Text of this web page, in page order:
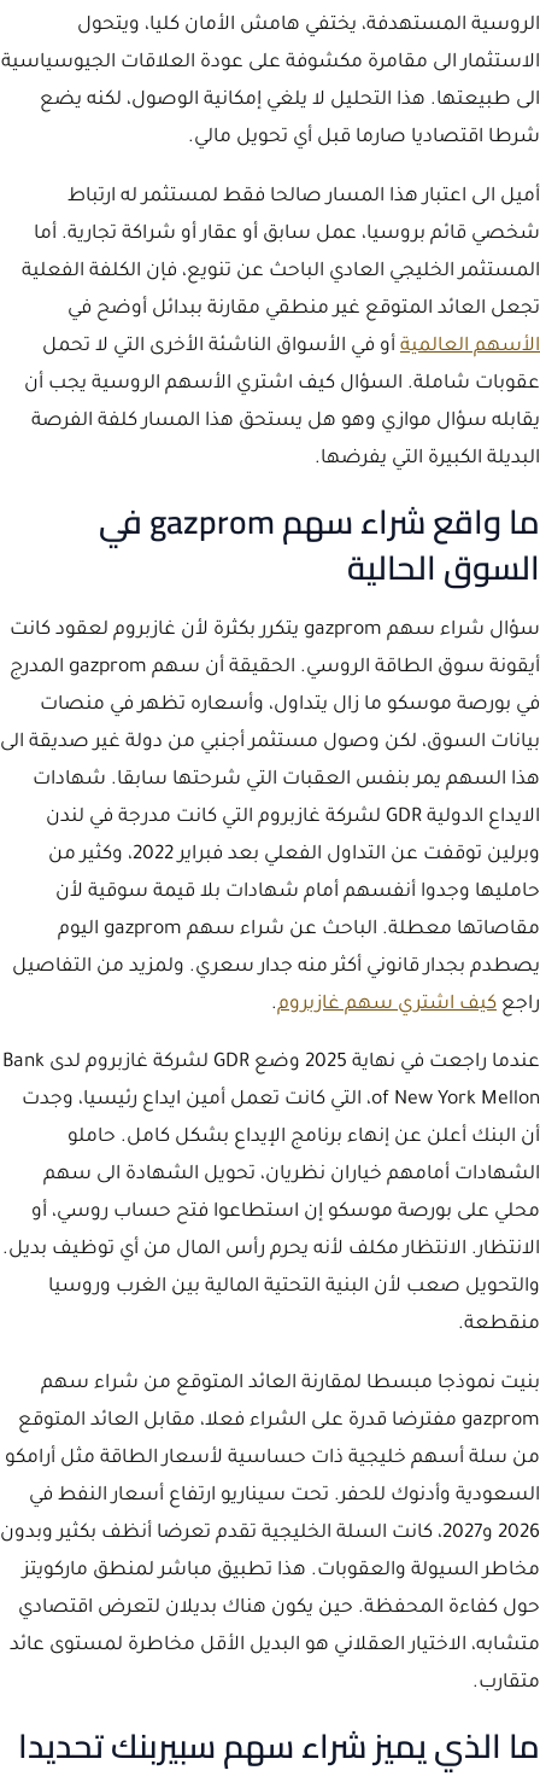
الروسية المستهدفة، يختفي هامش الأمان كليا، ويتحول
الاستثمار الى مقامرة مكشوفة على عودة العلاقات الجيوسياسية
الى طبيعتها. هذا التحليل لا يلغي إمكانية الوصول، لكنه يضع
شرطا اقتصاديا صارما قبل أي تحويل مالي.
أميل الى اعتبار هذا المسار صالحا فقط لمستثمر له ارتباط
شخصي قائم بروسيا، عمل سابق أو عقار أو شراكة تجارية. أما
المستثمر الخليجي العادي الباحث عن تنويع، فإن الكلفة الفعلية
تجعل العائد المتوقع غير منطقي مقارنة ببدائل أوضح في
الأسهم العالمية أو في الأسواق الناشئة الأخرى التي لا تحمل
عقوبات شاملة. السؤال كيف اشتري الأسهم الروسية يجب أن
يقابله سؤال موازي وهو هل يستحق هذا المسار كلفة الفرصة
البديلة الكبيرة التي يفرضها.
ما واقع شراء سهم gazprom في
السوق الحالية
سؤال شراء سهم gazprom يتكرر بكثرة لأن غازبروم لعقود كانت
أيقونة سوق الطاقة الروسي. الحقيقة أن سهم gazprom المدرج
في بورصة موسكو ما زال يتداول، وأسعاره تظهر في منصات
بيانات السوق، لكن وصول مستثمر أجنبي من دولة غير صديقة الى
هذا السهم يمر بنفس العقبات التي شرحتها سابقا. شهادات
الايداع الدولية GDR لشركة غازبروم التي كانت مدرجة في لندن
وبرلين توقفت عن التداول الفعلي بعد فبراير 2022، وكثير من
حامليها وجدوا أنفسهم أمام شهادات بلا قيمة سوقية لأن
مقاصاتها معطلة. الباحث عن شراء سهم gazprom اليوم
يصطدم بجدار قانوني أكثر منه جدار سعري. ولمزيد من التفاصيل
راجع كيف اشتري سهم غازبروم.
عندما راجعت في نهاية 2025 وضع GDR لشركة غازبروم لدى Bank
of New York Mellon، التي كانت تعمل أمين ايداع رئيسيا، وجدت
أن البنك أعلن عن إنهاء برنامج الإيداع بشكل كامل. حاملو
الشهادات أمامهم خياران نظريان، تحويل الشهادة الى سهم
محلي على بورصة موسكو إن استطاعوا فتح حساب روسي، أو
الانتظار. الانتظار مكلف لأنه يحرم رأس المال من أي توظيف بديل.
والتحويل صعب لأن البنية التحتية المالية بين الغرب وروسيا
منقطعة.
بنيت نموذجا مبسطا لمقارنة العائد المتوقع من شراء سهم
gazprom مفترضا قدرة على الشراء فعلا، مقابل العائد المتوقع
من سلة أسهم خليجية ذات حساسية لأسعار الطاقة مثل أرامكو
السعودية وأدنوك للحفر. تحت سيناريو ارتفاع أسعار النفط في
2026 و2027، كانت السلة الخليجية تقدم تعرضا أنظف بكثير وبدون
مخاطر السيولة والعقوبات. هذا تطبيق مباشر لمنطق ماركويتز
حول كفاءة المحفظة. حين يكون هناك بديلان لتعرض اقتصادي
متشابه، الاختيار العقلاني هو البديل الأقل مخاطرة لمستوى عائد
متقارب.
ما الذي يميز شراء سهم سبيربنك تحديدا